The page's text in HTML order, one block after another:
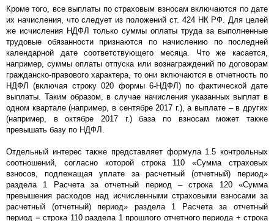
Кроме того, все выплаты по страховым взносам включаются по дате
их начисления, что следует из положений ст. 424 НК РФ. Для целей
же исчисления НДФЛ только суммы оплаты труда за выполненные
трудовые обязанности признаются по начислению по последней
календарной дате соответствующего месяца. Что же касается,
например, суммы оплаты отпуска или вознаграждений по договорам
гражданско-правового характера, то они включаются в отчетность по
НДФЛ (включая строку 020 формы 6-НДФЛ) по фактической дате
выплаты. Таким образом, в случае начисления указанных выплат в
одном квартале (например, в сентябре 2017 г.), а выплате – в других
(например, в октябре 2017 г.) база по взносам может также
превышать базу по НДФЛ.
Отдельный интерес также представляет формула 1.5 контрольных
соотношений, согласно которой строка 110 «Сумма страховых
взносов, подлежащая уплате за расчетный (отчетный) период»
раздела 1 Расчета за отчетный период – строка 120 «Сумма
превышения расходов над исчисленными страховыми взносами за
расчетный (отчетный) период» раздела 1 Расчета за отчетный
период = строка 110 раздела 1 прошлого отчетного периода + строка